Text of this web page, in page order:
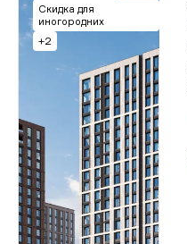
Скидка для
иногородних
+2